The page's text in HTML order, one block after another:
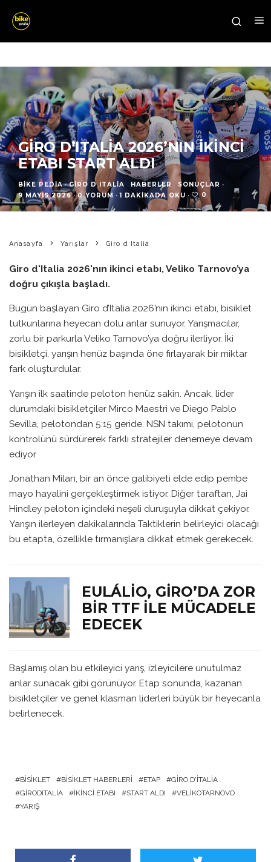
GIRO D’ITALIA 2026’NIN İKINCI
ETABI START ALDI
BIKE PEDIA · GIRO D ITALIA HABERLER SONUÇLAR ·
9 MAYIS 2026 · 0 YORUM · 1 DAKIKADA OKU · 0
Anasayfa Yarışlar Giro d Italia
Giro d'Italia 2026'nın ikinci etabı, Veliko Tarnovo’ya
doğru çıkışla başladı.
Bugün başlayan Giro d’Italia 2026’nın ikinci etabı, bisiklet
tutkunlarına heyecan dolu anlar sunuyor. Yarışmacılar,
zorlu bir parkurla Veliko Tarnovo’ya doğru ilerliyor. İki
bisikletçi, yarışın henüz başında öne fırlayarak bir miktar
fark oluşturdular.
Yarışın ilk saatinde peloton henüz sakin. Ancak, lider
durumdaki bisikletçiler Mirco Maestri ve Diego Pablo
Sevilla, pelotondan 5:15 geride. NSN takımı, pelotonun
kontrolünü sürdürerek farklı stratejiler denemeye devam
ediyor.
Jonathan Milan, bir an önce galibiyeti elde edip pembe
mayo hayalini gerçekleştirmek istiyor. Diğer taraftan, Jai
Hindley peloton içindeki neşeli duruşuyla dikkat çekiyor.
Yarışın ilerleyen dakikalarında Taktiklerin belirleyici olacağı
bu etapta, özellikle tırmanışlara dikkat etmek gerekecek.
EULÁLIO, GIRO’DA ZOR
BIR TTF ILE MÜCADELE
EDECEK
Başlamış olan bu etkileyici yarış, izleyicilere unutulmaz
anlar sunacak gibi görünüyor. Etap sonunda, kazanan
bisikletçiler ve genel klasman liderleri büyük bir heyecanla
belirlenecek.
BISIKLET BISIKLET HABERLERI ETAP
GIRO D'ITALIA
GIRODITALIA
İKINCI ETABI START ALDI
VELIKOTARNOVO
YARIŞ